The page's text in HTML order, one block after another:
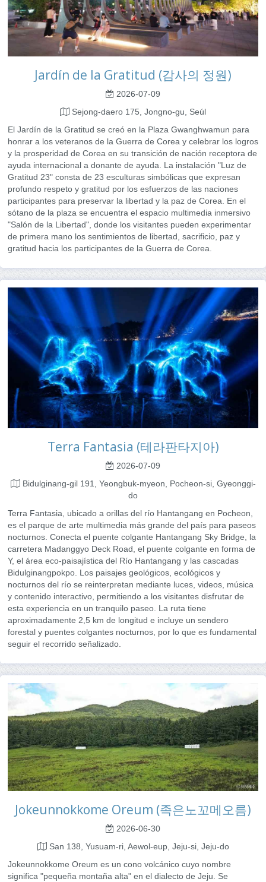
Jardín de la Gratitud (감사의 정원)
2026-07-09
Sejong-daero 175, Jongno-gu, Seúl
El Jardín de la Gratitud se creó en la Plaza Gwanghwamun para
honrar a los veteranos de la Guerra de Corea y celebrar los logros
y la prosperidad de Corea en su transición de nación receptora de
ayuda internacional a donante de ayuda. La instalación "Luz de
Gratitud 23" consta de 23 esculturas simbólicas que expresan
profundo respeto y gratitud por los esfuerzos de las naciones
participantes para preservar la libertad y la paz de Corea. En el
sótano de la plaza se encuentra el espacio multimedia inmersivo
"Salón de la Libertad", donde los visitantes pueden experimentar
de primera mano los sentimientos de libertad, sacrificio, paz y
gratitud hacia los participantes de la Guerra de Corea.
Terra Fantasia (테라판타지아)
2026-07-09
Bidulginang-gil 191, Yeongbuk-myeon, Pocheon-si, Gyeonggi-
do
Terra Fantasia, ubicado a orillas del río Hantangang en Pocheon,
es el parque de arte multimedia más grande del país para paseos
nocturnos. Conecta el puente colgante Hantangang Sky Bridge, la
carretera Madanggyo Deck Road, el puente colgante en forma de
Y, el área eco-paisajística del Río Hantangang y las cascadas
Bidulginangpokpo. Los paisajes geológicos, ecológicos y
nocturnos del río se reinterpretan mediante luces, videos, música
y contenido interactivo, permitiendo a los visitantes disfrutar de
esta experiencia en un tranquilo paseo. La ruta tiene
aproximadamente 2,5 km de longitud e incluye un sendero
forestal y puentes colgantes nocturnos, por lo que es fundamental
seguir el recorrido señalizado.
Jokeunnokkome Oreum (족은노꼬메오름)
2026-06-30
San 138, Yusuam-ri, Aewol-eup, Jeju-si, Jeju-do
Jokeunnokkome Oreum es un cono volcánico cuyo nombre
significa "pequeña montaña alta" en el dialecto de Jeju. Se